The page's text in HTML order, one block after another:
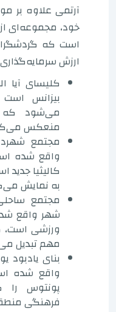
آرتمی علاوه بر
خود، مجموعه‌ای
است که
ارزش
کلیسای آیا
بیزانس
می‌شود که
منعکس
مجتمع
واقع شده
کالیثیا
به نمایش
مجتمع
شهر واقع
ورزشی است،
مهم تبدیل
بنای یادبود
واقع شده
پونتوس را
فرهنگی